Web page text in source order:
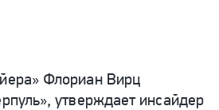
Флориан Вирц
утверждает инсайдер